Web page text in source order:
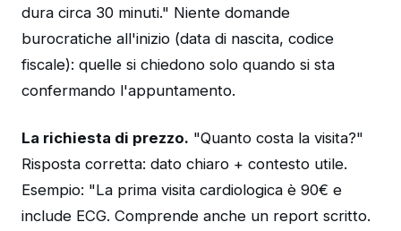
dura circa 30 minuti." Niente domande
burocratiche all'inizio (data di nascita, codice
fiscale): quelle si chiedono solo quando si sta
confermando l'appuntamento.
La richiesta di prezzo. "Quanto costa la visita?"
Risposta corretta: dato chiaro + contesto utile.
Esempio: "La prima visita cardiologica è 90€ e
include ECG. Comprende anche un report scritto.